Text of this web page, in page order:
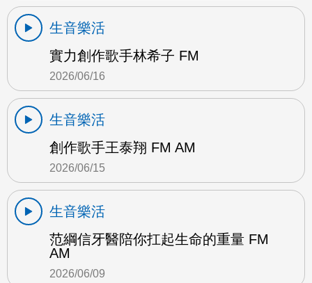
生音樂活
實力創作歌手林希子 FM
2026/06/16
生音樂活
創作歌手王泰翔 FM AM
2026/06/15
生音樂活
范綱信牙醫陪你扛起生命的重量 FM
AM
2026/06/09